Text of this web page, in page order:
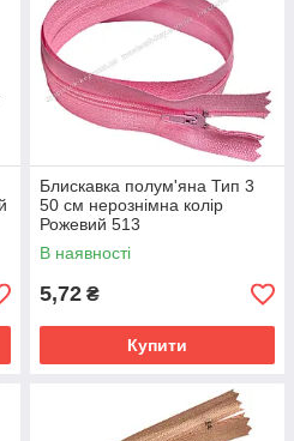
Блискавка полум'яна Тип 3
50 см нерознімна колір
Рожевий 513
В наявності
5,72 ₴
Купити